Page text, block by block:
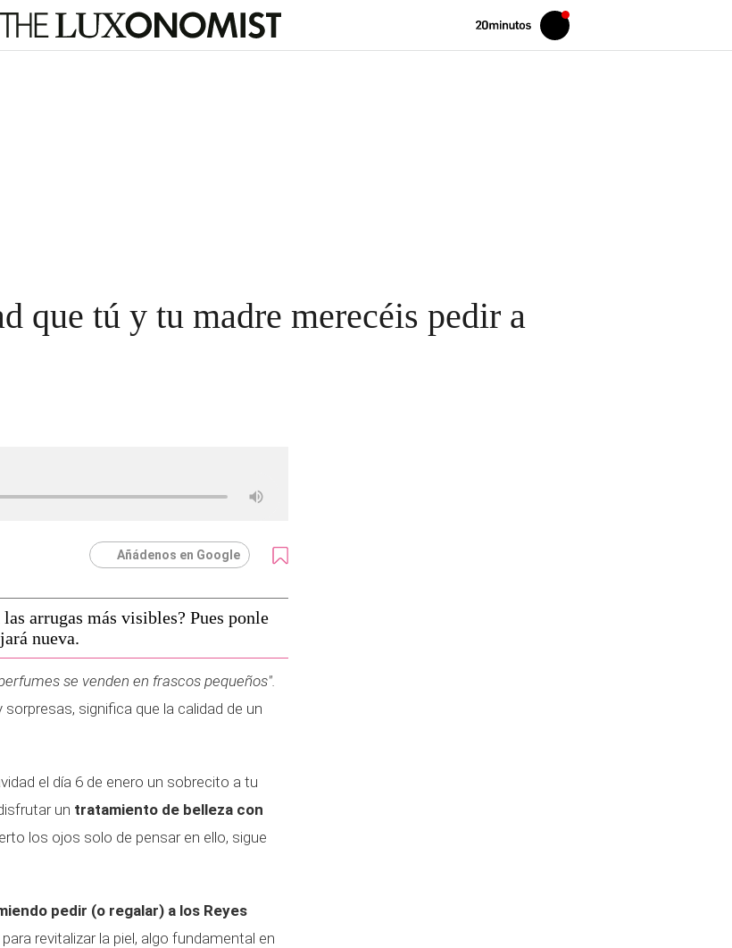
Volver
Iniciar
sesión
que tú y tu madre merecéis pedir a
Añádenos en Google
arrugas más visibles? Pues ponle
nueva.
se venden en frascos pequeños".
significa que la calidad de un
el día 6 de enero un sobrecito a tu
un tratamiento de belleza con
los ojos solo de pensar en ello, sigue
pedir (o regalar) a los Reyes
revitalizar la piel, algo fundamental en